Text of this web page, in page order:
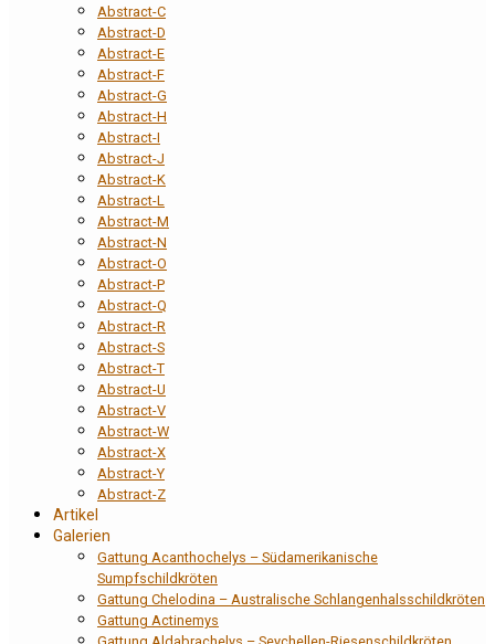
Abstract-C
Abstract-D
Abstract-E
Abstract-F
Abstract-G
Abstract-H
Abstract-I
Abstract-J
Abstract-K
Abstract-L
Abstract-M
Abstract-N
Abstract-O
Abstract-P
Abstract-Q
Abstract-R
Abstract-S
Abstract-T
Abstract-U
Abstract-V
Abstract-W
Abstract-X
Abstract-Y
Abstract-Z
Artikel
Galerien
Gattung Acanthochelys – Südamerikanische
Sumpfschildkröten
Gattung Chelodina – Australische Schlangenhalsschildkröten
Gattung Actinemys